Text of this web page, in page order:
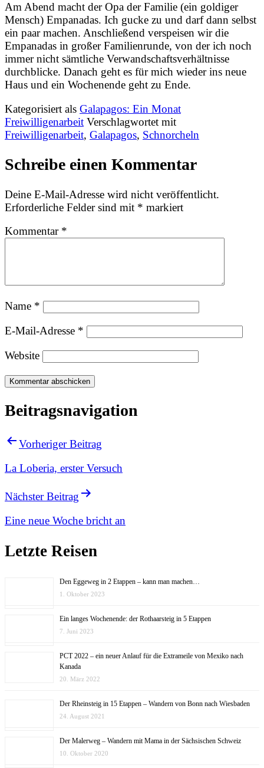
Am Abend macht der Opa der Familie (ein goldiger
Mensch) Empanadas. Ich gucke zu und darf dann selbst
ein paar machen. Anschließend verspeisen wir die
Empanadas in großer Familienrunde, von der ich noch
immer nicht sämtliche Verwandschaftsverhältnisse
durchblicke. Danach geht es für mich wieder ins neue
Haus und ein Wochenende geht zu Ende.
Kategorisiert als Galapagos: Ein Monat
Freiwilligenarbeit Verschlagwortet mit
Freiwilligenarbeit, Galapagos, Schnorcheln
Schreibe einen Kommentar
Deine E-Mail-Adresse wird nicht veröffentlicht.
Erforderliche Felder sind mit * markiert
Kommentar *
Name *
E-Mail-Adresse *
Website
Beitragsnavigation
Vorheriger Beitrag
La Loberia, erster Versuch
Nächster Beitrag
Eine neue Woche bricht an
Letzte Reisen
Den Eggeweg in 2 Etappen – kann man machen…
1. Oktober 2023
Ein langes Wochenende: der Rothaarsteig in 5 Etappen
7. Juni 2023
PCT 2022 – ein neuer Anlauf für die Extrameile von Mexiko nach
Kanada
20. März 2022
Der Rheinsteig in 15 Etappen – Wandern von Bonn nach Wiesbaden
24. August 2021
Der Malerweg – Wandern mit Mama in der Sächsischen Schweiz
10. Oktober 2020